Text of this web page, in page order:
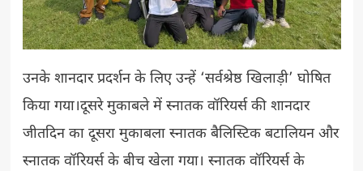
उनके शानदार प्रदर्शन के लिए उन्हें ‘सर्वश्रेष्ठ खिलाड़ी’ घोषित
किया गया।दूसरे मुकाबले में स्नातक वॉरियर्स की शानदार
जीतदिन का दूसरा मुकाबला स्नातक बैलिस्टिक बटालियन और
स्नातक वॉरियर्स के बीच खेला गया। स्नातक वॉरियर्स के